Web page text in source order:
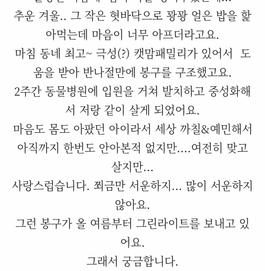
추운 겨울.. 그 작은 혓바닥으로 꽝꽝 얼은 밥을 핥
아먹는데 마음이 너무 아프더라고요.
마침 동네 최고~ 극성(?) 캣맘패밀리가 있어서 도
움을 받아 반나절만에 봉구를 구조했고요.
2주간 동물병원에 입원을 거쳐 발치하고 중성화해
서 저랑 같이 살게 되었어요.
마음도 몸도 아팠던 아이라서 세상 까칠&예민해서
아직까지 한번도 안아본적 없지만....여전히 맞고
살지만...
사랑스럽습니다. 쬐금만 서운하지... 많이 서운하지
않아요.
그런 봉구가 올 여름부터 그린라이트를 보내고 있
어요.
그래서 궁금합니다.